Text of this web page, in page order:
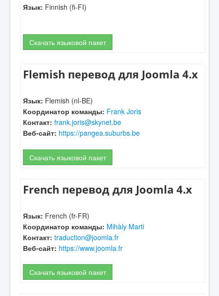
Язык: Finnish (fi-FI)
Скачать языковой пакет
Flemish перевод для Joomla 4.x
Язык: Flemish (nl-BE)
Координатор команды: Frank Joris
Контакт: frank.joris@skynet.be
Веб-сайт: https://pangea.suburbs.be
Скачать языковой пакет
French перевод для Joomla 4.x
Язык: French (fr-FR)
Координатор команды: Mihàly Marti
Контакт: traduction@joomla.fr
Веб-сайт: https://www.joomla.fr
Скачать языковой пакет